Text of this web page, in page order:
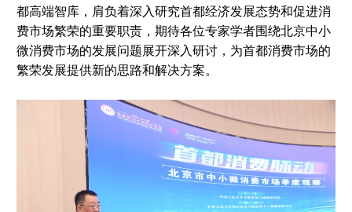
都高端智库，肩负着深入研究首都经济发展态势和促进消
费市场繁荣的重要职责，期待各位专家学者围绕北京中小
微消费市场的发展问题展开深入研讨，为首都消费市场的
繁荣发展提供新的思路和解决方案。